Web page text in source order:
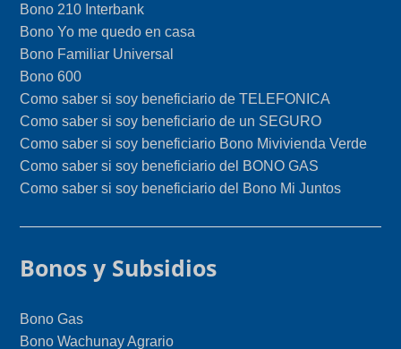
Bono 210 Interbank
Bono Yo me quedo en casa
Bono Familiar Universal
Bono 600
Como saber si soy beneficiario de TELEFONICA
Como saber si soy beneficiario de un SEGURO
Como saber si soy beneficiario Bono Mivivienda Verde
Como saber si soy beneficiario del BONO GAS
Como saber si soy beneficiario del Bono Mi Juntos
Bonos y Subsidios
Bono Gas
Bono Wachunay Agrario